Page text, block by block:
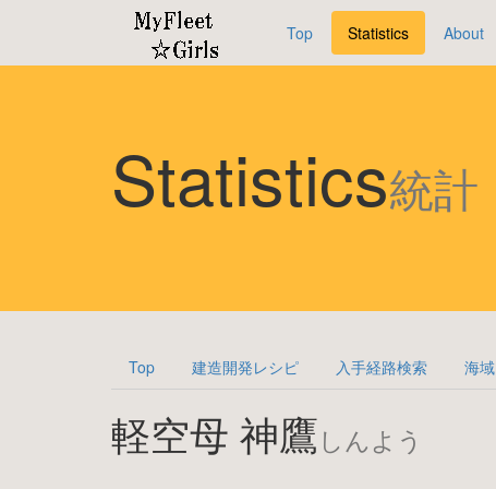
Top Statistics About
Statistics統計
Top 建造開発レシピ 入手経路検索 海域
軽空母 神鷹しんよう